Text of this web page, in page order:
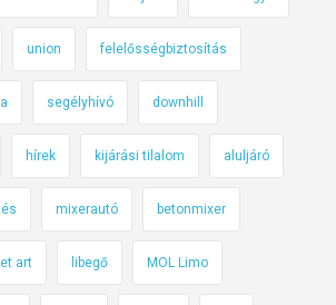
r
m
i
á
t
s
z
o
a
ó
union felelősségbiztosítás
segélyhívó downhill
hírek kijárási tilalom aluljáró
mixerautó betonmixer
art libegő MOL Limo